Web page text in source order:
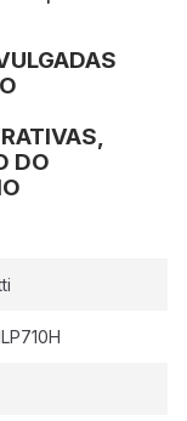
DO